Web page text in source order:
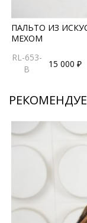
ПАЛЬТО ИЗ
МЕХОМ
RL-653-
B
15 000 ₽